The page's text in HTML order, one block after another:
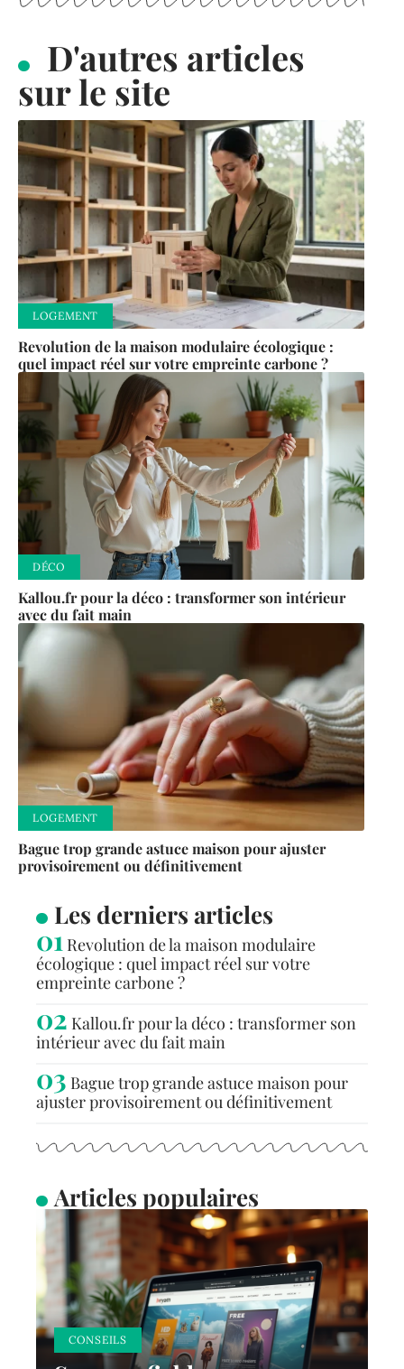
D'autres articles
sur le site
LOGEMENT
Revolution de la maison modulaire écologique :
quel impact réel sur votre empreinte carbone ?
DÉCO
Kallou.fr pour la déco : transformer son intérieur
avec du fait main
LOGEMENT
Bague trop grande astuce maison pour ajuster
provisoirement ou définitivement
Les derniers articles
Revolution de la maison modulaire
écologique : quel impact réel sur votre
empreinte carbone ?
Kallou.fr pour la déco : transformer son
intérieur avec du fait main
Bague trop grande astuce maison pour
ajuster provisoirement ou définitivement
Articles populaires
CONSEILS